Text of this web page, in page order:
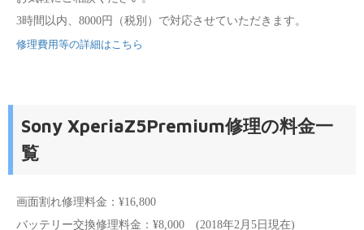
3時間以内、8000円（税別）で対応させていただきます。
修理費用等の詳細はこちら
Sony XperiaZ5Premium修理の料金一
覧
画面割れ修理料金：¥16,800
バッテリー交換修理料金：¥8,000 (2018年2月5日現在)